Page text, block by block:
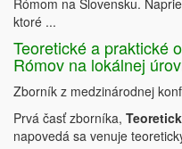
Rómom na Slovensku.
ktoré ...
Teoretické a praktické
Rómov na lokálnej
Zborník z medzinárodnej
Prvá časť zborníka,
napovedá sa venuje